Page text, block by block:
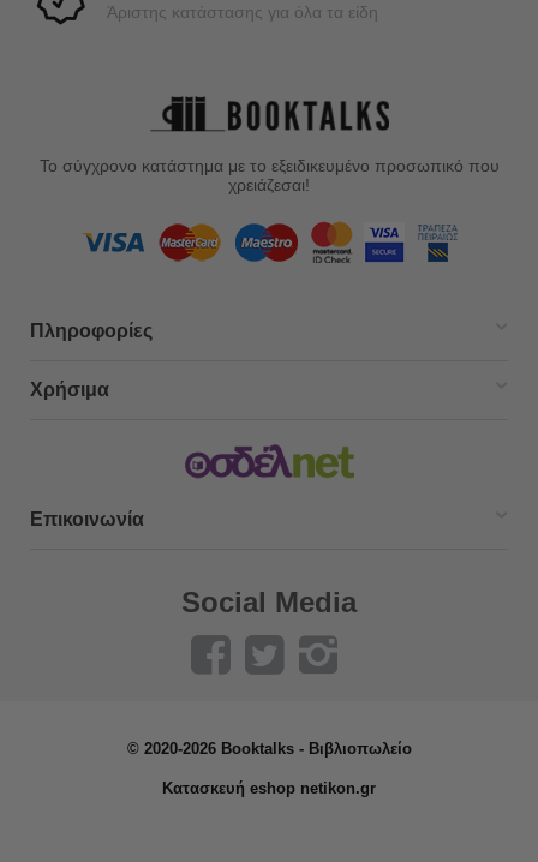
Άριστης κατάστασης για όλα τα είδη
Το σύγχρονο κατάστημα με το εξειδικευμένο προσωπικό που
χρειάζεσαι!
Πληροφορίες
Χρήσιμα
Επικοινωνία
Social Media
© 2020-2026 Booktalks - Βιβλιοπωλείο
Κατασκευή eshop netikon.gr